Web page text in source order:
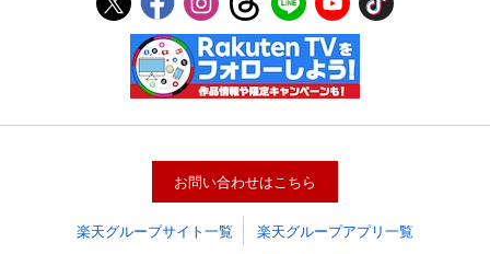
お問い合わせはこちら
楽天グループサイト一覧 楽天グループアプリ一覧